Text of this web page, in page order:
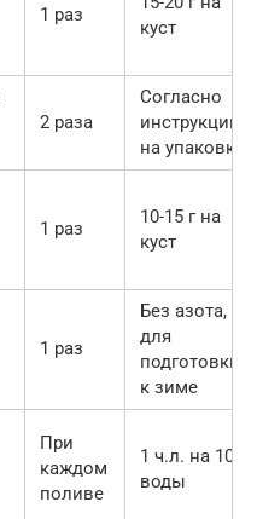
1 раз
куст
2 раза
Согласно
инструкции
на упаковке
1 раз
10-15 г на
куст
1 раз
Без азота,
для
подготовки
к зиме
При
каждом
поливе
1 ч.л. на 10 л
воды